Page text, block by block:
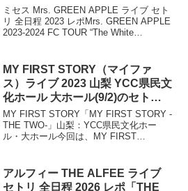
2024 FC TOUR “The White Lou
nge” 」
ミセス Mrs. GREEN APPLE ライブ セト
リ 全日程 2023 レポMrs. GREEN APPLE
2023-2024 FC TOUR “The White
MY FIRST STORY（マイファ
ス）ライブ 2023 ⼭梨 YCC県⺠⽂
化ホール ⼤ホール(9/2)のセトリ
ライブレポ「MY FIRST STORY -
THE TWO-」
MY FIRST STORY「MY FIRST STORY -
THE TWO-」⼭梨：YCC県⺠⽂化ホー
ル・⼤ホール今回は、MY FIRST
ール...
アルフィー THE ALFEE ライブ
セトリ 全日程 2026 レポ「THE